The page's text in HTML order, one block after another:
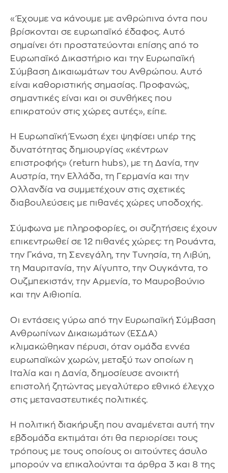
«Έχουμε να κάνουμε με ανθρώπινα όντα που
βρίσκονται σε ευρωπαϊκό έδαφος. Αυτό
σημαίνει ότι προστατεύονται επίσης από το
Ευρωπαϊκό Δικαστήριο και την Ευρωπαϊκή
Σύμβαση Δικαιωμάτων του Ανθρώπου. Αυτό
είναι καθοριστικής σημασίας. Προφανώς,
σημαντικές είναι και οι συνθήκες που
επικρατούν στις χώρες αυτές», είπε.
Η Ευρωπαϊκή Ένωση έχει ψηφίσει υπέρ της
δυνατότητας δημιουργίας «κέντρων
επιστροφής» (return hubs), με τη Δανία, την
Αυστρία, την Ελλάδα, τη Γερμανία και την
Ολλανδία να συμμετέχουν στις σχετικές
διαβουλεύσεις με πιθανές χώρες υποδοχής.
Σύμφωνα με πληροφορίες, οι συζητήσεις έχουν
επικεντρωθεί σε 12 πιθανές χώρες: τη Ρουάντα,
την Γκάνα, τη Σενεγάλη, την Τυνησία, τη Λιβύη,
τη Μαυριτανία, την Αίγυπτο, την Ουγκάντα, το
Ουζμπεκιστάν, την Αρμενία, το Μαυροβούνιο
και την Αιθιοπία.
Οι εντάσεις γύρω από την Ευρωπαϊκή Σύμβαση
Ανθρωπίνων Δικαιωμάτων (ΕΣΔΑ)
κλιμακώθηκαν πέρυσι, όταν ομάδα εννέα
ευρωπαϊκών χωρών, μεταξύ των οποίων η
Ιταλία και η Δανία, δημοσίευσε ανοικτή
επιστολή ζητώντας μεγαλύτερο εθνικό έλεγχο
στις μεταναστευτικές πολιτικές.
Η πολιτική διακήρυξη που αναμένεται αυτή την
εβδομάδα εκτιμάται ότι θα περιορίσει τους
τρόπους με τους οποίους οι αιτούντες άσυλο
μπορούν να επικαλούνται τα άρθρα 3 και 8 της